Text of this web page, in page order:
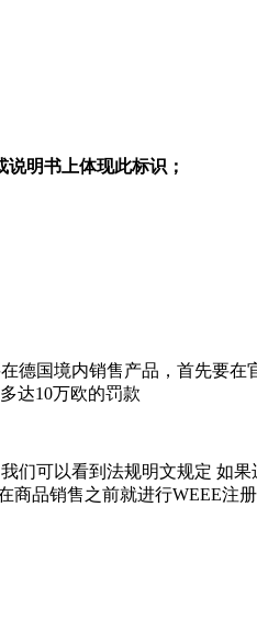
明书上体现此标识；
德国境内销售产品，首先要
达10万欧的罚款
们可以看到法规明文规定 如
品销售之前就进行WEEE